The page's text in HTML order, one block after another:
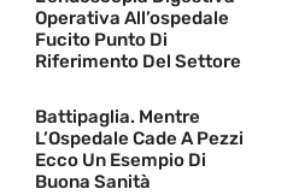
Operativa All’ospedale
Fucito Punto Di
Riferimento Del Settore
Battipaglia. Mentre
L’Ospedale Cade A Pezzi
Ecco Un Esempio Di
Buona Sanità